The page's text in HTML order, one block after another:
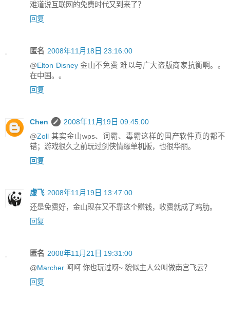
难道说互联网的免费时代又到来了？
回复
匿名 2008年11月18日 23:16:00
@Elton Disney金山不免费 难以与广大盗版商家抗衡啊。。
在中国。。
回复
Chen
2008年11月19日 09:45:00
@Zoll 其实金山wps、词霸、毒霸这样的国产软件真的都不
错；游戏很久之前玩过剑侠情缘单机版，也很华丽。
回复
虚飞 2008年11月19日 13:47:00
还是免费好，金山现在又不靠这个赚钱，收费就成了鸡肋。
回复
匿名 2008年11月21日 19:31:00
@Marcher 呵呵 你也玩过呀~ 貌似主人公叫做南宫飞云？
回复